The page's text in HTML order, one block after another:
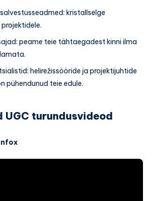
kristallselge
peame teie tähtaegadest kinni ilma
helirežissööride ja projektijuhtide
pühendunud teie edule.
UGC turundusvideod